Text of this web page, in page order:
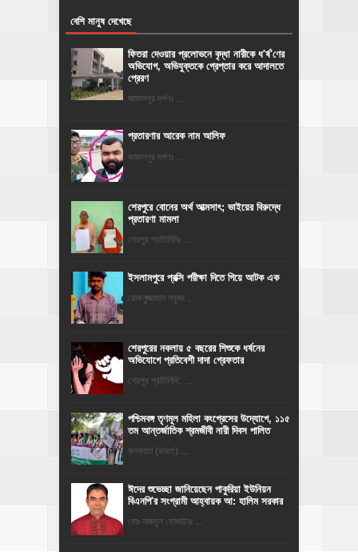
বেশি মানুষ দেখেছে
ফিতরা দেওয়ার প্রলোভনে বৃদ্ধা নারীকে ধ'র্ষ'ণের
অভিযোগ, অভিযুক্তকে গ্রেপ্তার করে আদালতে
প্রেরণ
জামালপুর দর্পণঃ ...
প্রতারণার আরেক নাম আলিফ
জামালপুর দর্পণঃ ...
শেরপুরে বোনের অর্থ আত্মসাৎ; ভাইয়ের বিরুদ্ধে
প্রতারণা মামলা
শেরপুর প্রতিনিধিঃ ...
ইসলামপুরে প্রক্সি পরীক্ষা দিতে গিয়ে আটক এক
রোকনুজ্জামান সবুজঃ ...
শেরপুরের নকলায় ৫ বছরের শিশুকে ধর্ষনের
অভিযোগে প্রতিবেশী দাদা গ্রেফতার
শেরপুর প্রতিনিধি: ...
পশ্চিমবঙ্গ তৃণমূল মহিলা কংগ্রেসের উদ্যোগে, ১১৫
তম আন্তর্জাতিক শ্রমজীবী নারী দিবস পালিত
কলকাতা (ভারত) ...
ঈদের শুভেচ্ছা জানিয়েছেন পাকুরিয়া ইউনিয়ন
বিএনপি'র সংগ্রামী আহ্বায়ক আ: হালিম সরকার
মোঃ নাজমুল হোসাইনঃ ...